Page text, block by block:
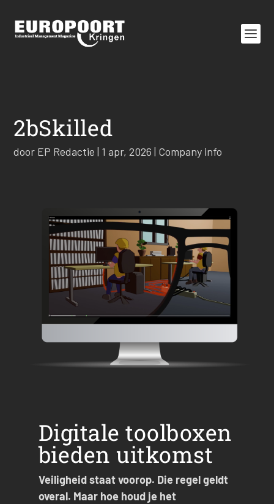
2bSkilled
door EP Redactie | 1 apr, 2026 | Company info
Digitale toolboxen
bieden uitkomst
Veiligheid staat voorop. Die regel geldt
overal. Maar hoe houd je het